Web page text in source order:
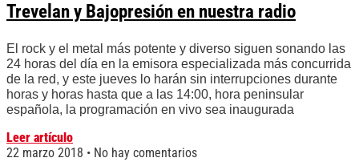
Trevelan y Bajopresión en nuestra radio
El rock y el metal más potente y diverso siguen sonando las
24 horas del día en la emisora especializada más concurrida
de la red, y este jueves lo harán sin interrupciones durante
horas y horas hasta que a las 14:00, hora peninsular
española, la programación en vivo sea inaugurada
Leer artículo
22 marzo 2018
No hay comentarios